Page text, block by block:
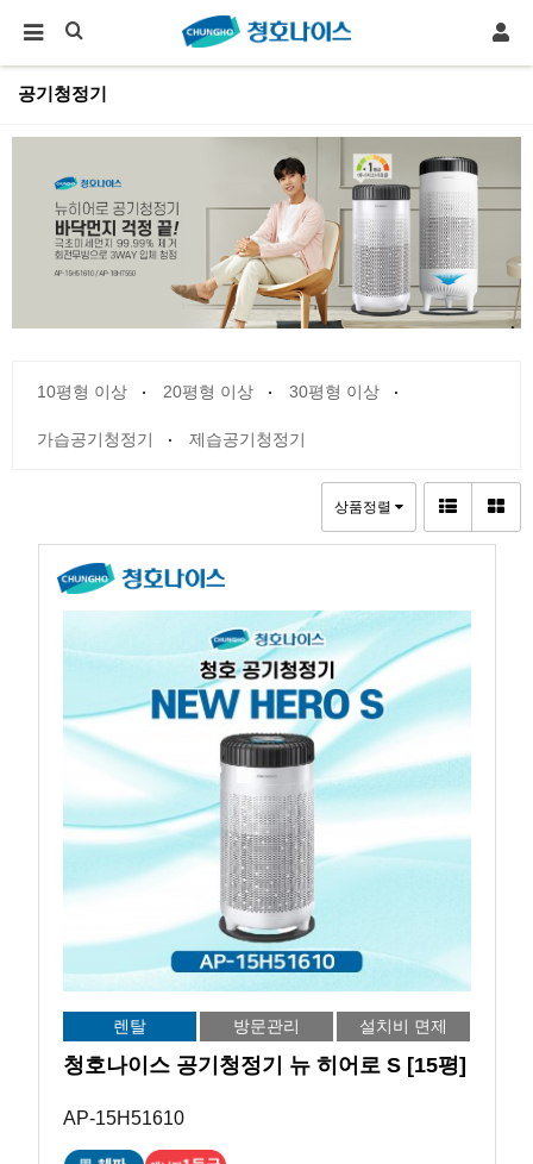
공기청정기
10평형 이상 20평형 이상 30평형 이상
가습공기청정기 제습공기청정기
상품정렬
렌탈 방문관리 설치비 면제
청호나이스 공기청정기 뉴 히어로 S [15평]
AP-15H51610